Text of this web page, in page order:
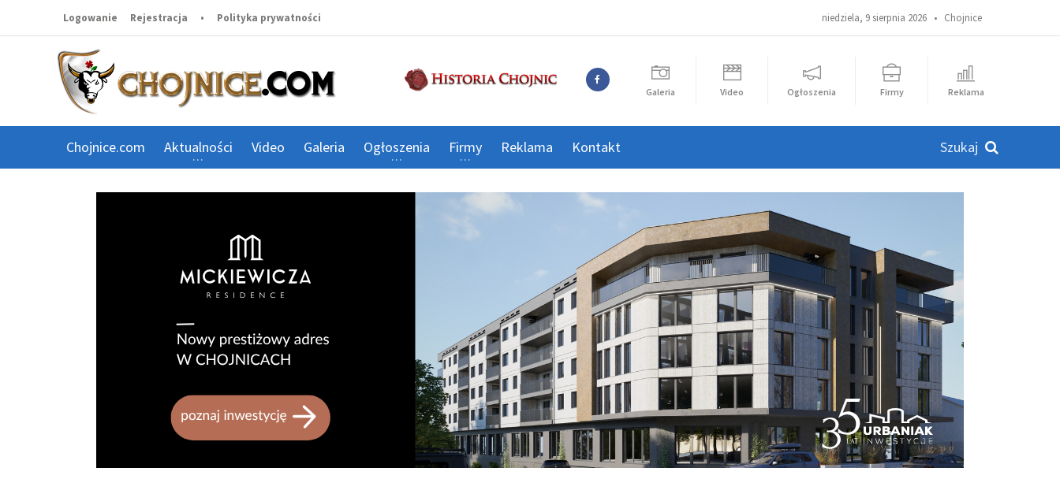
niedziela, 9 sierpnia 2026 • Chojnice
Logowanie Rejestracja • Polityka prywatności
Galeria Video Ogłoszenia Firmy Reklama
Chojnice.com Aktualności Video Galeria Ogłoszenia Firmy Reklama Kontakt